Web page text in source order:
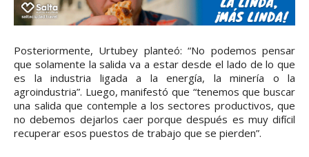
Posteriormente, Urtubey planteó: “No podemos pensar
que solamente la salida va a estar desde el lado de lo que
es la industria ligada a la energía, la minería o la
agroindustria”. Luego, manifestó que “tenemos que buscar
una salida que contemple a los sectores productivos, que
no debemos dejarlos caer porque después es muy difícil
recuperar esos puestos de trabajo que se pierden”.